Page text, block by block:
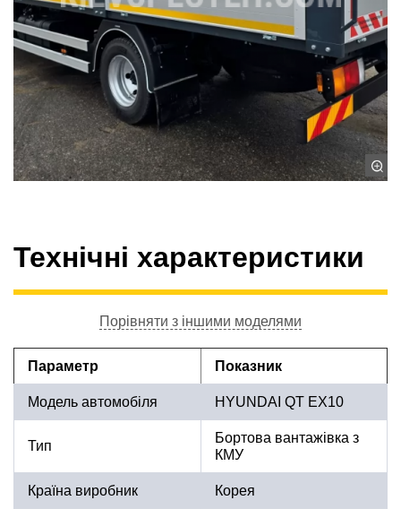
Технічні характеристики
Порівняти з іншими моделями
Параметр Показник
Модель автомобіля HYUNDAI QT EX10
Тип
Бортова вантажівка з
КМУ
Країна виробник Корея